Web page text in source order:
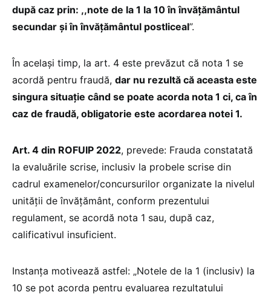
după caz prin: ,,note de la 1 la 10 în învăţământul
secundar şi în învăţământul postliceal”.
În același timp, la art. 4 este prevăzut că nota 1 se
acordă pentru fraudă, dar nu rezultă că aceasta este
singura situaţie când se poate acorda nota 1 ci, ca în
caz de fraudă, obligatorie este acordarea notei 1.
Art. 4 din ROFUIP 2022, prevede: Frauda constatată
la evaluările scrise, inclusiv la probele scrise din
cadrul examenelor/concursurilor organizate la nivelul
unității de învățământ, conform prezentului
regulament, se acordă nota 1 sau, după caz,
calificativul insuficient.
Instanța motivează astfel: „Notele de la 1 (inclusiv) la
10 se pot acorda pentru evaluarea rezultatului